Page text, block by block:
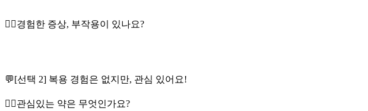
👉🏻경험한 증상, 부작용이 있나요?
💬[선택 2] 복용 경험은 없지만, 관심 있어요!
👉🏻관심있는 약은 무엇인가요?